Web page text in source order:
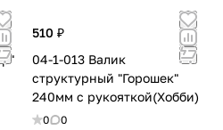
510 ₽
04-1-013 Валик
структурный "Горошек"
240мм с рукояткой(Хобби)
0 0